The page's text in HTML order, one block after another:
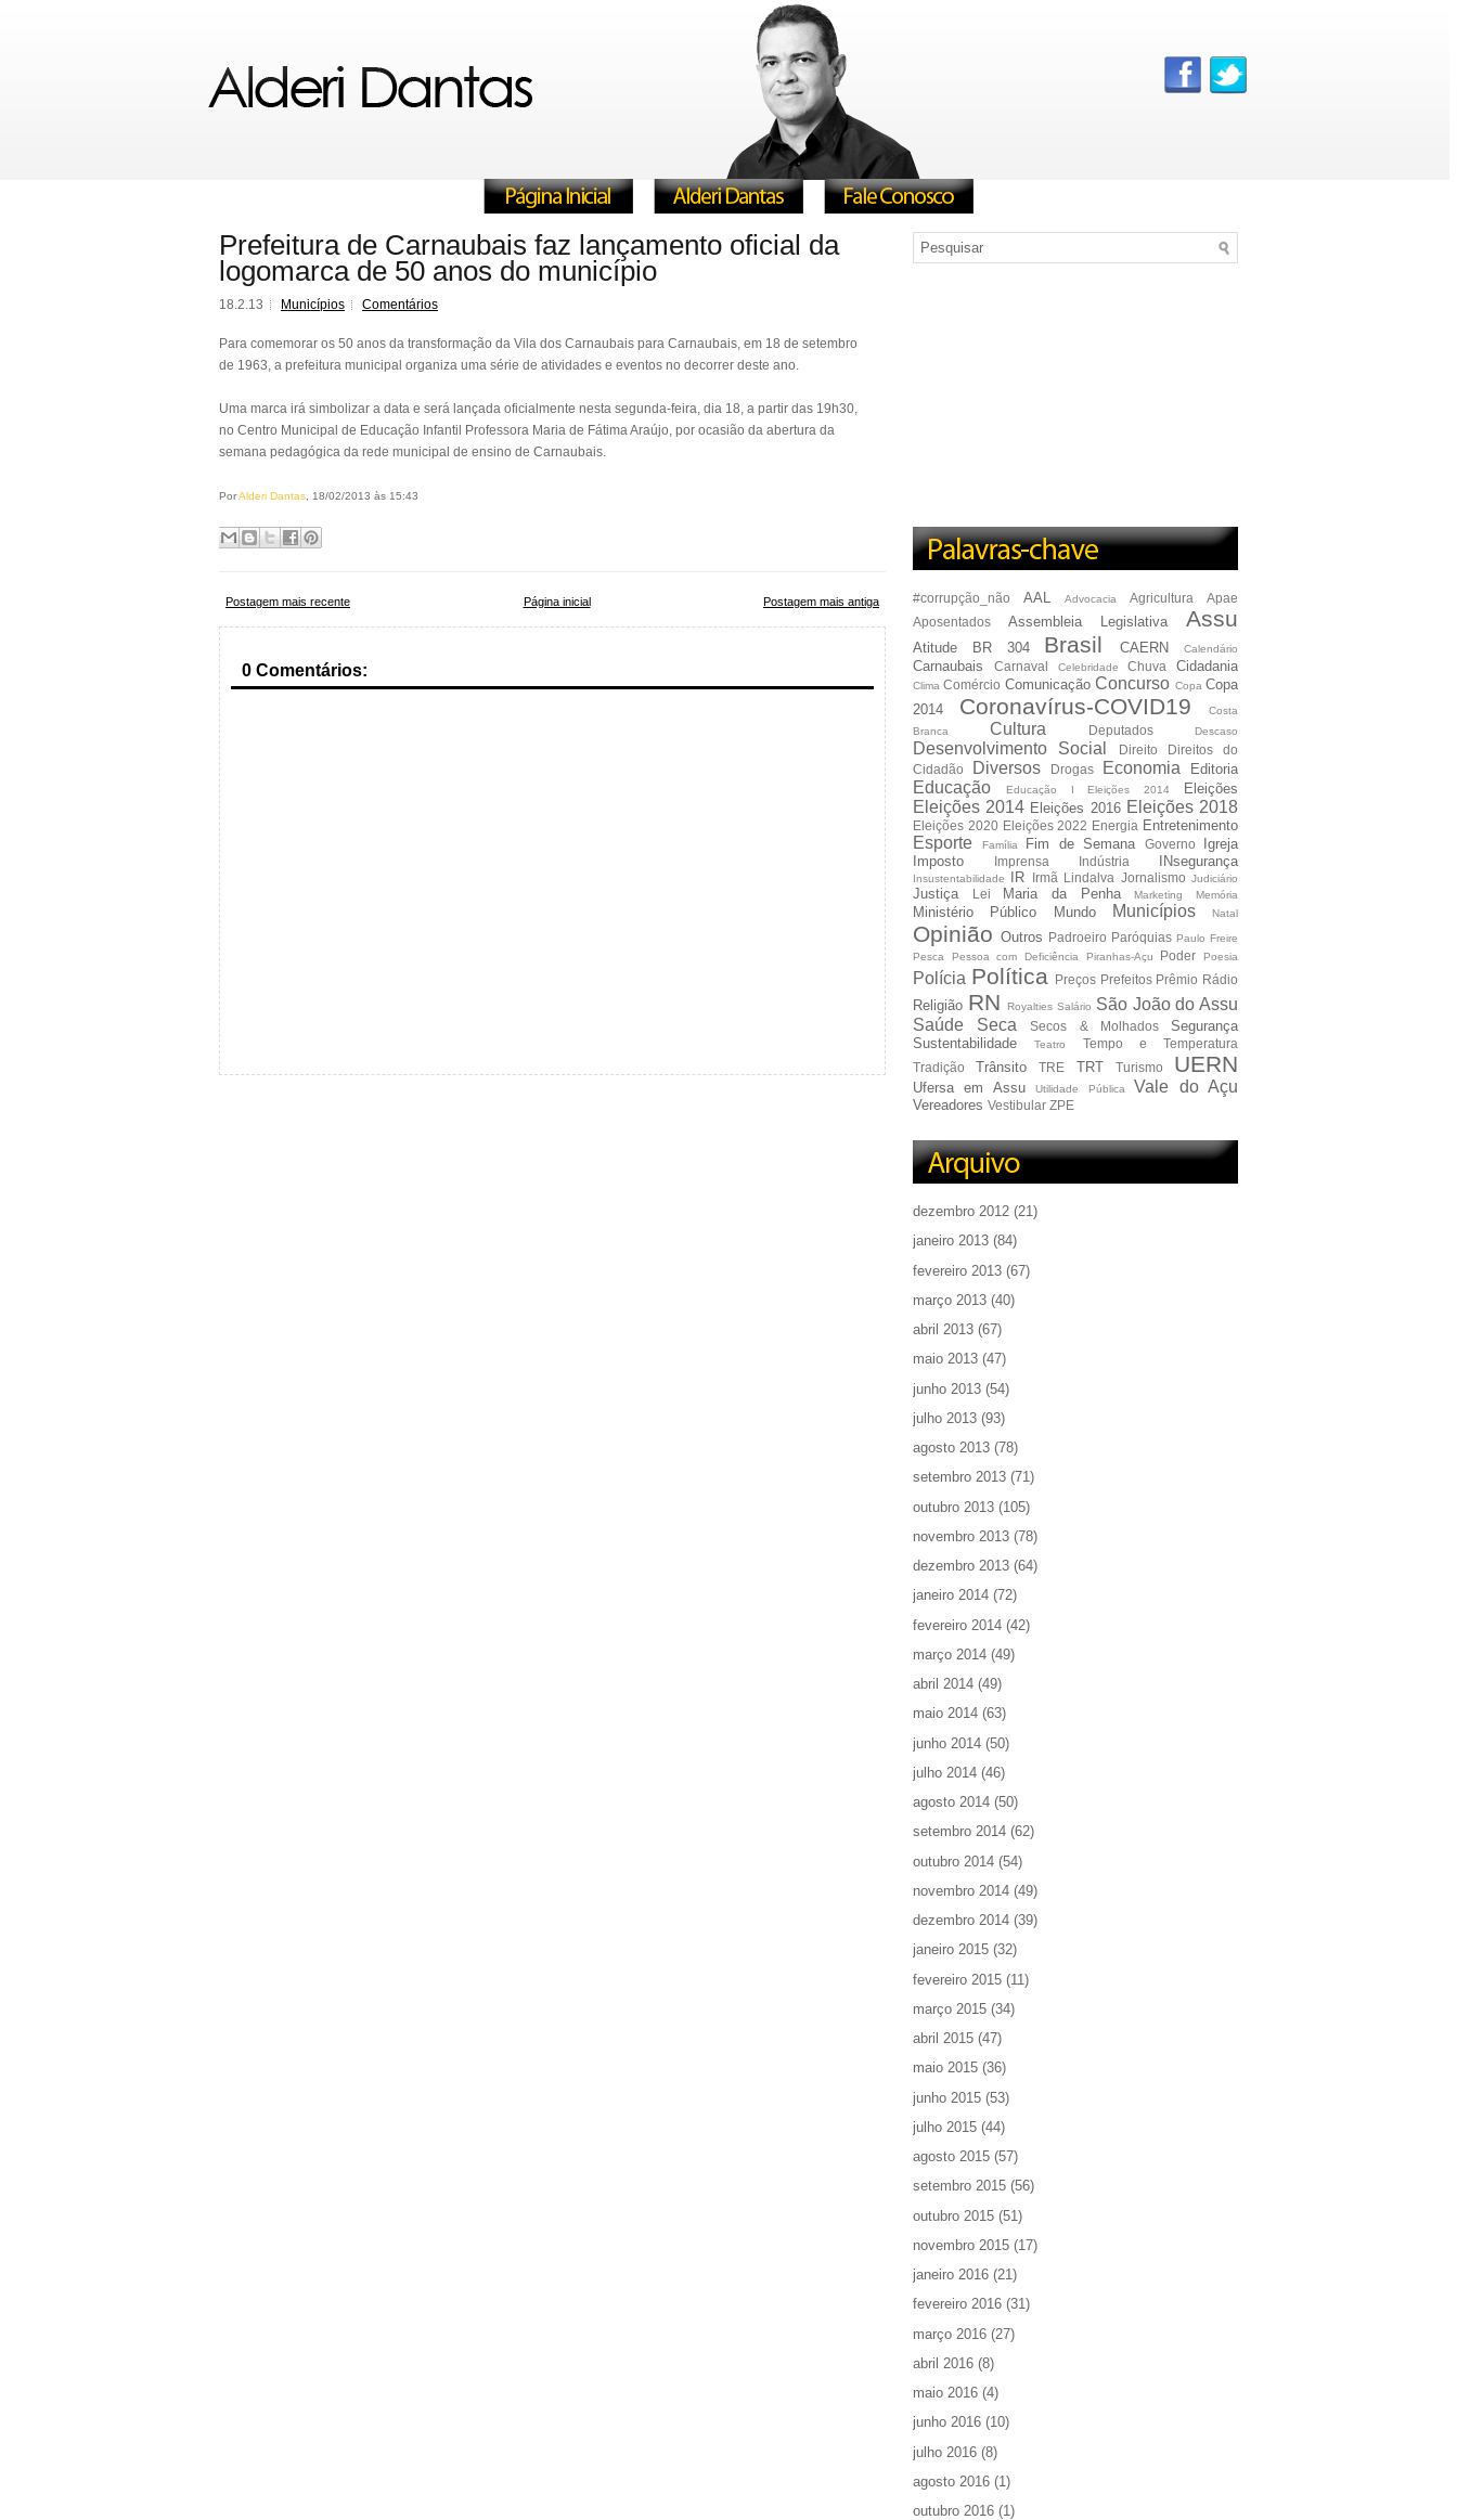
Prefeitura de Carnaubais faz lançamento oficial da
logomarca de 50 anos do município
18.2.13 Municípios Comentários
Para comemorar os 50 anos da transformação da Vila dos Carnaubais para Carnaubais, em 18 de setembro
de 1963, a prefeitura municipal organiza uma série de atividades e eventos no decorrer deste ano.
Uma marca irá simbolizar a data e será lançada oficialmente nesta segunda-feira, dia 18, a partir das 19h30,
no Centro Municipal de Educação Infantil Professora Maria de Fátima Araújo, por ocasião da abertura da
semana pedagógica da rede municipal de ensino de Carnaubais.
PorAlderi Dantas , 18/02/2013 às 15:43
Postagem mais recente Postagem mais antiga
Página inicial
0 Comentários:
#corrupção_não AAL Advocacia Agricultura
Apae
Aposentados
Assembleia Legislativa Assu
Atitude BR 304 Brasil CAERN Calendário
Carnaubais Carnaval Celebridade Chuva Cidadania
Clima Comércio Comunicação Concurso Copa Copa
2014
Coronavírus-COVID19
Costa
Branca
Cultura Deputados Descaso
Desenvolvimento Social Direito
Direitos do
Cidadão
Diversos Drogas Economia Editoria
Educação Educação I Eleições 2014 Eleições
Eleições 2014 Eleições 2016 Eleições 2018
Eleições 2020 Eleições 2022 Energia Entretenimento
Esporte Família Fim de Semana Governo
Igreja
Imposto
Imprensa Indústria INsegurança
Insustentabilidade IR Irmã Lindalva Jornalismo Judiciário
Justiça Lei Maria da Penha Marketing Memória
Ministério Público Mundo Municípios Natal
Opinião Outros Padroeiro Paróquias Paulo Freire
Pesca
Pessoa com Deficiência Piranhas-Açu Poder Poesia
Polícia Política Preços Prefeitos Prêmio Rádio
Religião RN Royalties Salário São João do Assu
Saúde
Seca Secos & Molhados
Segurança
Sustentabilidade
Teatro
Tempo e Temperatura
Tradição
Trânsito TRE TRT Turismo UERN
Ufersa em Assu Utilidade Pública Vale do Açu
Vereadores Vestibular ZPE
dezembro 2012 (21)
janeiro 2013 (84)
fevereiro 2013 (67)
março 2013 (40)
abril 2013 (67)
maio 2013 (47)
junho 2013 (54)
julho 2013 (93)
agosto 2013 (78)
setembro 2013 (71)
outubro 2013 (105)
novembro 2013 (78)
dezembro 2013 (64)
janeiro 2014 (72)
fevereiro 2014 (42)
março 2014 (49)
abril 2014 (49)
maio 2014 (63)
junho 2014 (50)
julho 2014 (46)
agosto 2014 (50)
setembro 2014 (62)
outubro 2014 (54)
novembro 2014 (49)
dezembro 2014 (39)
janeiro 2015 (32)
fevereiro 2015 (11)
março 2015 (34)
abril 2015 (47)
maio 2015 (36)
junho 2015 (53)
julho 2015 (44)
agosto 2015 (57)
setembro 2015 (56)
outubro 2015 (51)
novembro 2015 (17)
janeiro 2016 (21)
fevereiro 2016 (31)
março 2016 (27)
abril 2016 (8)
maio 2016 (4)
junho 2016 (10)
julho 2016 (8)
agosto 2016 (1)
outubro 2016 (1)